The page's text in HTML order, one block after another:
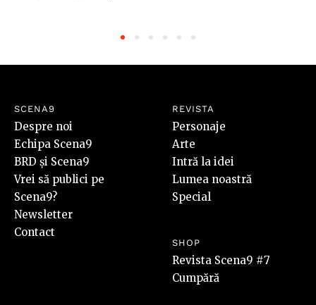
SCENA9
Despre noi
Echipa Scena9
BRD și Scena9
Vrei să publici pe
Scena9?
Newsletter
Contact
REVISTA
Personaje
Arte
Intră la idei
Lumea noastră
Special
SHOP
Revista Scena9 #7
Cumpără